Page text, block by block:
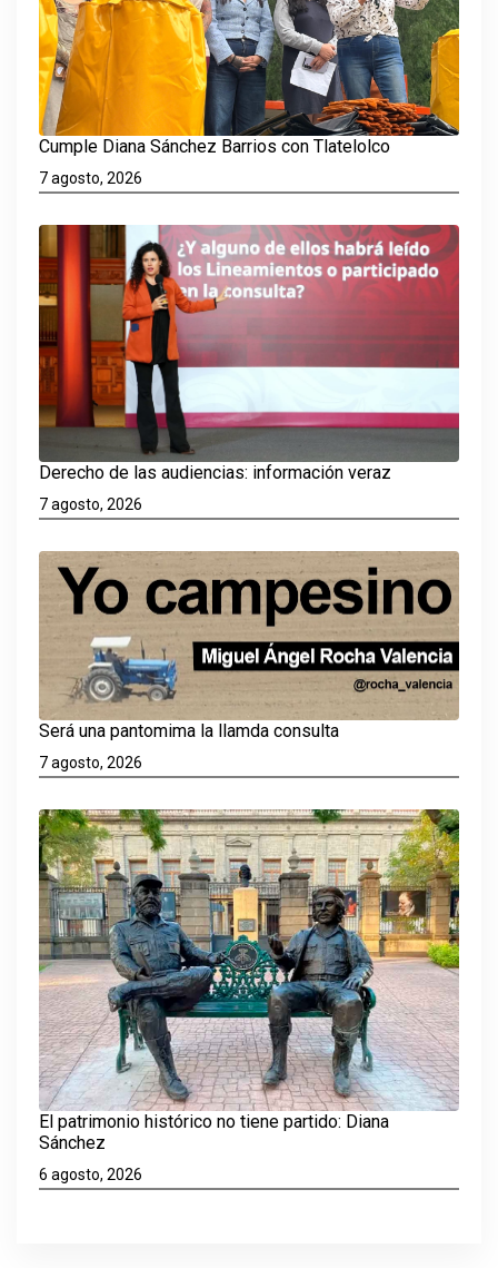
Cumple Diana Sánchez Barrios con Tlatelolco
7 agosto, 2026
Derecho de las audiencias: información veraz
7 agosto, 2026
Será una pantomima la llamda consulta
7 agosto, 2026
El patrimonio histórico no tiene partido: Diana
Sánchez
6 agosto, 2026